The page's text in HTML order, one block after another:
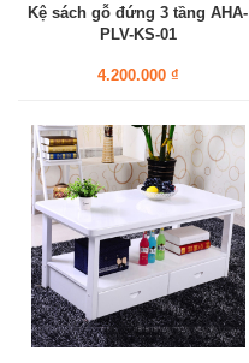
Kệ sách gỗ đứng 3 tầng AHA-
PLV-KS-01
4.200.000 ₫